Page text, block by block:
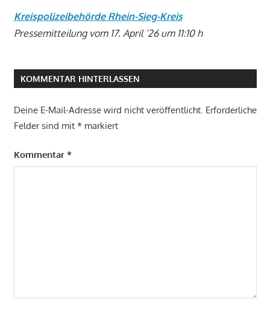
Kreispolizeibehörde Rhein-Sieg-Kreis
Pressemitteilung vom 17. April ’26 um 11:10 h
KOMMENTAR HINTERLASSEN
Deine E-Mail-Adresse wird nicht veröffentlicht. Erforderliche
Felder sind mit *markiert
Kommentar *